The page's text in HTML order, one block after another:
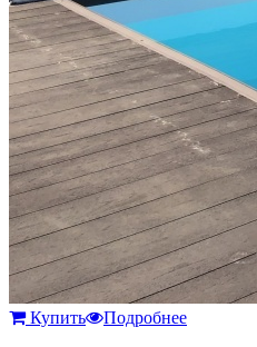
Купить Подробнее